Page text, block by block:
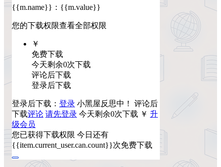
{{m.name}} ： {{m.value}}
您的下载权限查看全部权限
￥
免费下载
今天剩余0次下载
评论后下载
登录后下载
登录后下载： 登录 小黑屋反思中！ 评论后
下载评论 请先登录 今天剩余0次下载 ￥ 升
级会员
您已获得下载权限 今日还有
{{item.current_user.can.count}}次免费下载